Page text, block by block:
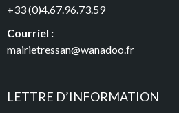
+33 (0)4.67.96.73.59
Courriel :
mairietressan@wanadoo.fr
LETTRE D’INFORMATION